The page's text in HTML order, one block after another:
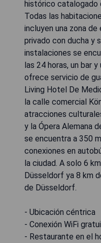
histórico catalogado
Todas las
incluyen una zona
privado con ducha y
instalaciones se
las 24 horas, un bar
ofrece servicio de
Living Hotel De
la calle comercial
atracciones
y la Ópera Alemana
se encuentra a 350
conexiones en
la ciudad. A solo 6
Düsseldorf ya 8 km
de Düsseldorf.
- Ubicación céntrica
- Conexión WiFi
- Restaurante en el